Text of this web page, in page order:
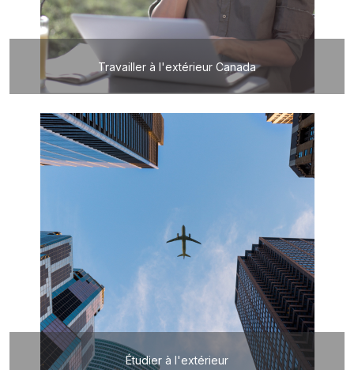
Travailler à l'extérieur Canada
Étudier à l'extérieur